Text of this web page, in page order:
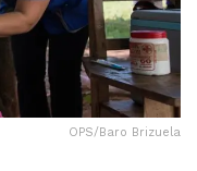
OPS/Baro Brizuela